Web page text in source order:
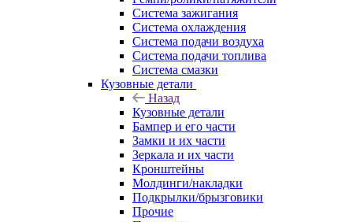
Система зажигания
Система охлаждения
Система подачи воздуха
Система подачи топлива
Система смазки
Кузовные детали
Назад
Кузовные детали
Бампер и его части
Замки и их части
Зеркала и их части
Кронштейны
Молдинги/накладки
Подкрылки/брызговики
Прочие